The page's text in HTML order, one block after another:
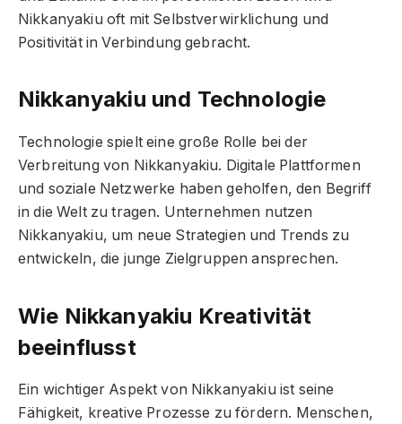
Nikkanyakiu oft mit Selbstverwirklichung und
Positivität in Verbindung gebracht.
Nikkanyakiu und Technologie
Technologie spielt eine große Rolle bei der
Verbreitung von Nikkanyakiu. Digitale Plattformen
und soziale Netzwerke haben geholfen, den Begriff
in die Welt zu tragen. Unternehmen nutzen
Nikkanyakiu, um neue Strategien und Trends zu
entwickeln, die junge Zielgruppen ansprechen.
Wie Nikkanyakiu Kreativität
beeinflusst
Ein wichtiger Aspekt von Nikkanyakiu ist seine
Fähigkeit, kreative Prozesse zu fördern. Menschen,